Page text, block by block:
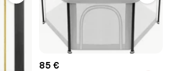
85 €